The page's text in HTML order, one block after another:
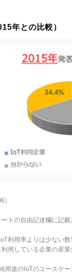
年との比較）
トの自由記述欄に記
利用率よりは少ない
用している企業の産
用途のIoTのユースケ